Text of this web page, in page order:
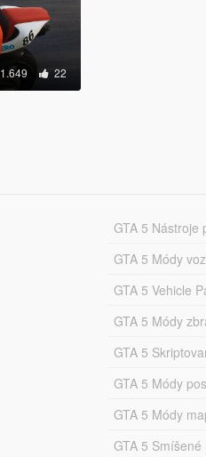
1.649 22
GTA 5 Nástroje
GTA 5 Módy
GTA 5 Vehicle
GTA 5 Módy
GTA 5
GTA 5 Módy
GTA 5 Módy
GTA 5 Smíšené